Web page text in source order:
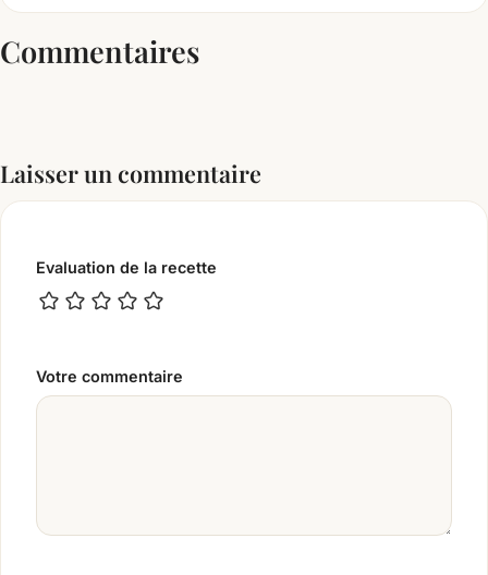
Commentaires
Laisser un commentaire
Evaluation de la recette
Votre commentaire